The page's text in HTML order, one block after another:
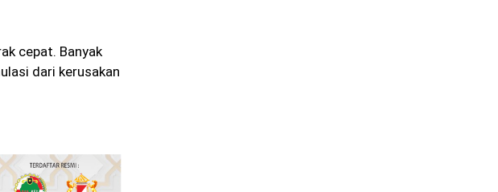
cepat. Banyak
dari kerusakan